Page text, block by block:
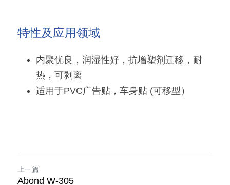
特性及应用领域
内聚优良，润湿性好，抗增塑剂迁移，耐
热，可剥离
适用于PVC广告贴，车身贴 (可移型）
上一篇
Abond W-305